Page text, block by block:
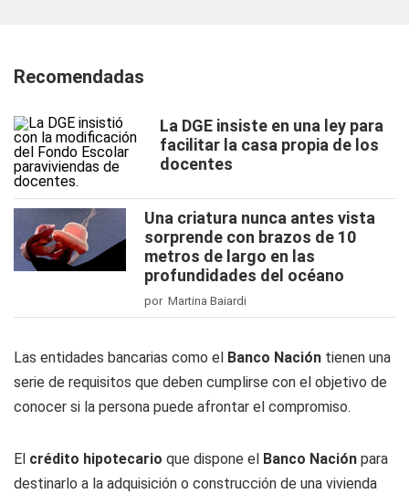
Recomendadas
La DGE insiste en una ley para
facilitar la casa propia de los
docentes
Una criatura nunca antes vista
sorprende con brazos de 10
metros de largo en las
profundidades del océano
por Martina Baiardi
Las entidades bancarias como el Banco Nación tienen una
serie de requisitos que deben cumplirse con el objetivo de
conocer si la persona puede afrontar el compromiso.
El crédito hipotecario que dispone el Banco Nación para
destinarlo a la adquisición o construcción de una vivienda